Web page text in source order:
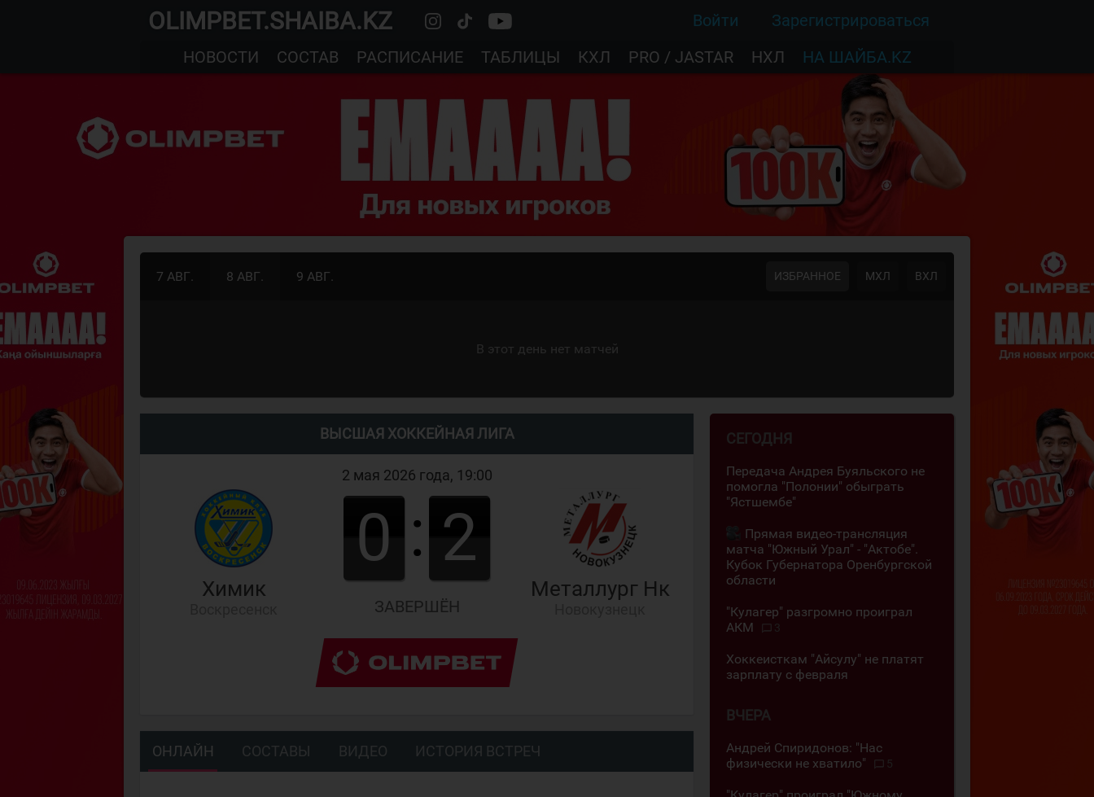
OLIMPBET.SHAIBA.KZ Войти
Зарегистрироваться
НОВОСТИ
СОСТАВ РАСПИСАНИЕ ТАБЛИЦЫ КХЛ PRO / JASTAR НХЛ НА ШАЙБА.KZ
7 АВГ. 8 АВГ. 9 АВГ. ИЗБРАННОЕ МХЛ ВХЛ
В этот день нет матчей
ВЫСШАЯ ХОККЕЙНАЯ ЛИГА
2 мая 2026 года, 19:00
Химик
0 : 2
ЗАВЕРШЁН
Металлург Нк
ОНЛАЙН СОСТАВЫ ВИДЕО ИСТОРИЯ ВСТРЕЧ
СЕГОДНЯ
Передача Андрея Буяльского не
помогла "Полонии" обыграть
"Ястшембе"
Прямая видео-трансляция
матча "Южный Урал" - "Актобе".
Кубок Губернатора Оренбургской
области
"Кулагер" разгромно проиграл
АКМ
3
Хоккеисткам "Айсулу" не платят
зарплату с февраля
ВЧЕРА
Андрей Спиридонов: "Нас
физически не хватило"
5